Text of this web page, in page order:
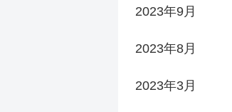
2023年9月
2023年8月
2023年3月